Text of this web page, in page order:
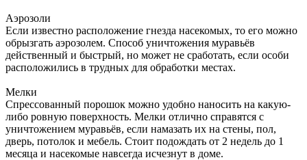
Аэрозоли
Если известно расположение гнезда насекомых, то его можно
обрызгать аэрозолем. Способ уничтожения муравьёв
действенный и быстрый, но может не сработать, если особи
расположились в трудных для обработки местах.
Мелки
Спрессованный порошок можно удобно наносить на какую-
либо ровную поверхность. Мелки отлично справятся с
уничтожением муравьёв, если намазать их на стены, пол,
дверь, потолок и мебель. Стоит подождать от 2 недель до 1
месяца и насекомые навсегда исчезнут в доме.